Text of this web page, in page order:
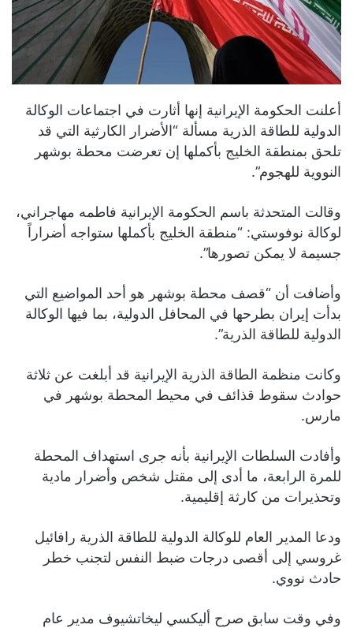
أعلنت الحكومة الإيرانية إنها أثارت في اجتماعات الوكالة
الدولية للطاقة الذرية مسألة “الأضرار الكارثية التي قد
تلحق بمنطقة الخليج بأكملها إن تعرضت محطة بوشهر
النووية للهجوم”.
وقالت المتحدثة باسم الحكومة الإيرانية فاطمه مهاجراني،
لوكالة نوفوستي: “منطقة الخليج بأكملها ستواجه أضراراً
جسيمة لا يمكن تصورها”.
وأضافت أن “قصف محطة بوشهر هو أحد المواضيع التي
بدأت إيران بطرحها في المحافل الدولية، بما فيها الوكالة
الدولية للطاقة الذرية”.
وكانت منظمة الطاقة الذرية الإيرانية قد أبلغت عن ثلاثة
حوادث سقوط قذائف في محيط المحطة بوشهر في
مارس.
وأفادت السلطات الإيرانية بأنه جرى استهداف المحطة
للمرة الرابعة، ما أدى إلى مقتل شخص وأضرار مادية
وتحذيرات من كارثة إقليمية.
ودعا المدير العام للوكالة الدولية للطاقة الذرية رافائيل
غروسي إلى أقصى درجات ضبط النفس لتجنب خطر
حادث نووي.
وفي وقت سابق صرح أليكسي ليخاتشيوف مدير عام